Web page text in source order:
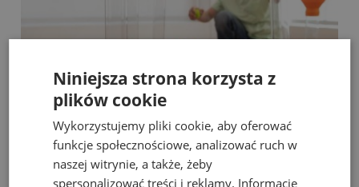
Fat Brain Toys dmuchawa do piłek Air Toobz
Niniejsza strona korzysta z
plików cookie
Wykorzystujemy pliki cookie, aby oferować
funkcje społecznościowe, analizować ruch w
naszej witrynie, a także, żeby
spersonalizować treści i reklamy. Informacje